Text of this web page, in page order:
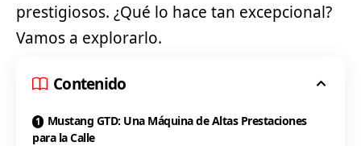
prestigiosos. ¿Qué lo hace tan excepcional?
Vamos a explorarlo.
Contenido
Mustang GTD: Una Máquina de Altas Prestaciones
para la Calle